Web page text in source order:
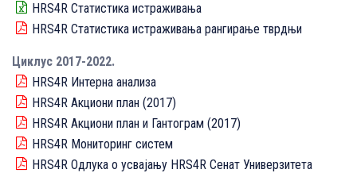
HRS4R Статистика истраживања
HRS4R Статистика истраживања рангирање тврдњи
Циклус 2017-2022.
HRS4R Интерна анализа
HRS4R Акциони план (2017)
HRS4R Акциони план и Гантограм (2017)
HRS4R Мониторинг систем
HRS4R Одлука о усвајању HRS4R Сенат Универзитета